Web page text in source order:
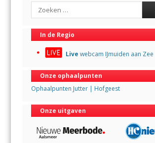
Search
In de Regio
Live webcam IJmuiden aan Zee
Onze ophaalpunten
Ophaalpunten Jutter | Hofgeest
Onze uitgaven